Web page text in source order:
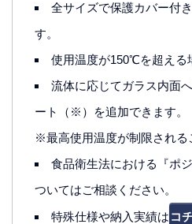
全サイズで保護カバー付
す。
使用温度が150℃を超える
流体に応じてガラス内面
ート（※）を追加できます。
※最高使用温度が制限される
食品衛生法における『ポ
ついてはご相談ください。
特殊仕様や納入実績は コ